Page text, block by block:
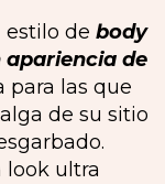
estilo de body
apariencia de
para las que
de su sitio
look ultra